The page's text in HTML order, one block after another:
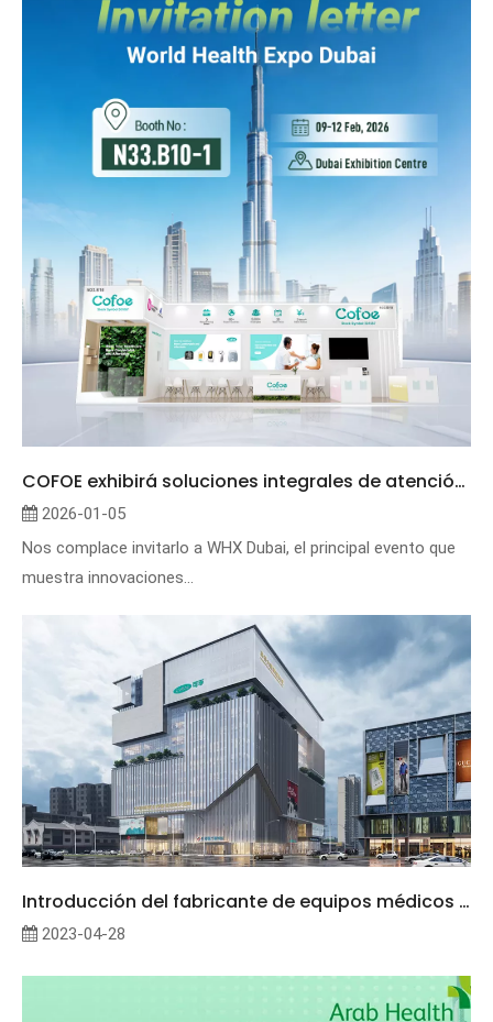
COFOE exhibirá soluciones integrales de atención médica domiciliaria en WHX Dubai 2026
2026-01-05
Nos complace invitarlo a WHX Dubai, el principal evento que
muestra innovaciones...
Introducción del fabricante de equipos médicos profesionales
2023-04-28